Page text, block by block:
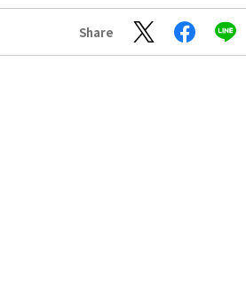
Share